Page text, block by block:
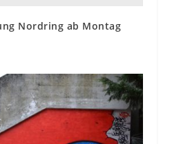
Nordring ab Montag